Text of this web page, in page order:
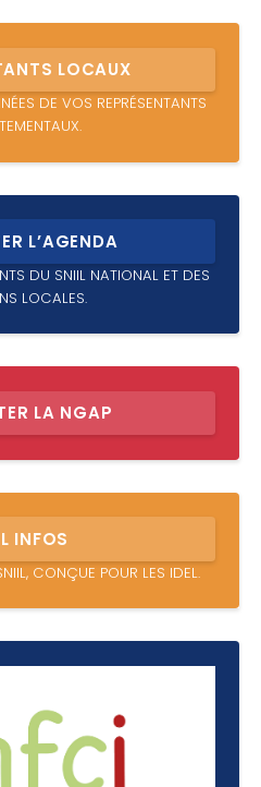
LOCAUX
DE VOS REPRÉSENTANTS
L’AGENDA
DU SNIIL NATIONAL ET DES
LOCALES.
LA NGAP
INFOS
CONÇUE POUR LES IDEL.